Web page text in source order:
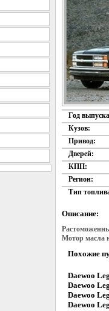
Год
Кузов:
Привод:
Дверей:
КПП:
Регион:
Тип
Описание:
Мотор масла
Похожие
Daewoo
Daewoo
Daewoo
Daewoo